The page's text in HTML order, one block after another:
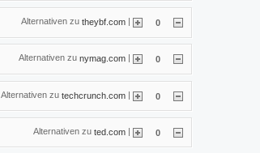
Alternativen zu theybf.com | 0
Alternativen zu nymag.com 0
Alternativen zu techcrunch.com | 0
Alternativen zu ted.com | 0